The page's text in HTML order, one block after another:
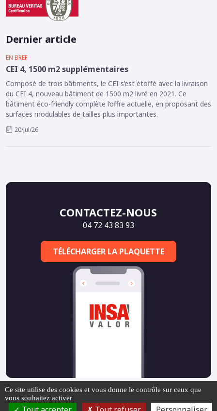
Dernier article
EN BREF
CEI 4, 1500 m2 supplémentaires
Composé de trois bâtiments, le CEI s’est étoffé avec la livraison
du CEI 4, nouveau bâtiment de 1500 m2 livré en 2021. Ce
bâtiment éco-friendly complète l’offre actuelle, en proposant des
surfaces modulables de tailles plus importantes.
20/Jul/26
CONTACTEZ-NOUS
04 72 43 83 93
TÉLÉCHARGER LA PLAQUETTE
Made byOrpiment
Ce site utilise des cookies et vous donne le contrôle sur ceux que
vous souhaitez activer